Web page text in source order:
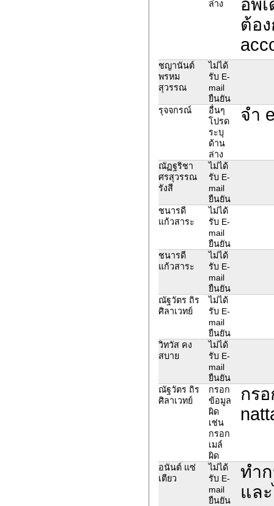
ล่าง
อัพ
ต้อ
ชญานันต์
พรหม
สุวรรณ
ไม่ได้
รับ E-
mail
ยืนยัน
รุจจกรณ์
อื่นๆ
โปรด
ระบุ
ด้าน
ล่าง
จำ
ณัฏฐริชา
ศรสุวรรณ
รังสี
ไม่ได้
รับ E-
mail
ยืนยัน
ชนารดี
แก้วสาระ
ไม่ได้
รับ E-
mail
ยืนยัน
ชนารดี
แก้วสาระ
ไม่ได้
รับ E-
mail
ยืนยัน
ณัฐวัตร ถิร
ศิลาเวทย์
ไม่ได้
รับ E-
mail
ยืนยัน
วิทวัส คง
สบาย
ไม่ได้
รับ E-
mail
ยืนยัน
ณัฐวัตร ถิร
ศิลาเวทย์
กรอก
ข้อมูล
ผิด
เช่น
กรอก
เมล์
ผิด
กร
อนันต์ แซ่
เตียว
ไม่ได้
รับ E-
mail
ยืนยัน
ทำ
แล